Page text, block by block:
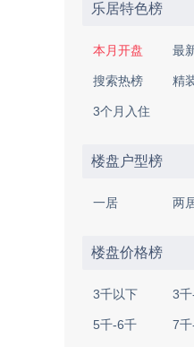
乐居特色榜
本月开盘 最
搜索热榜 精
3个月入住
楼盘户型榜
一居 两
楼盘价格榜
3千以下 3
5千-6千 7